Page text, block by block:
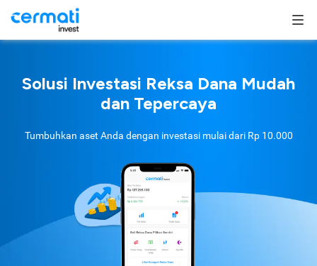
Solusi Investasi Reksa Dana Mudah
dan Tepercaya
Tumbuhkan aset Anda dengan investasi mulai dari Rp 10.000